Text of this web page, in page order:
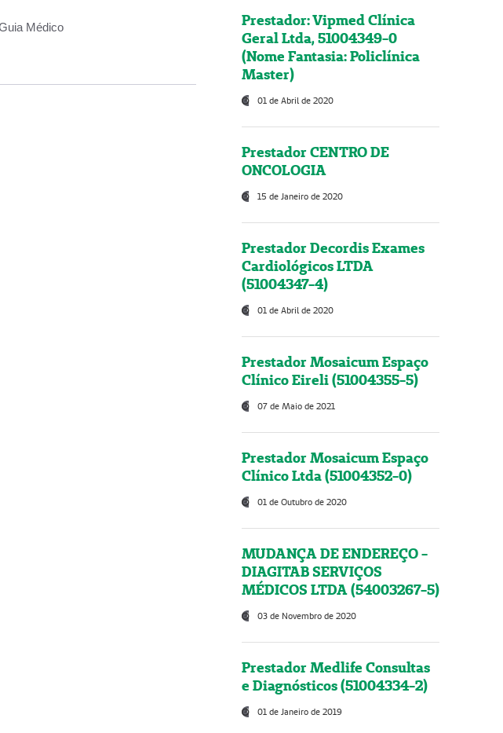
Médico
Prestador: Vipmed Clínica
Geral Ltda, 51004349-0
(Nome Fantasia: Policlínica
Master)
01 de Abril de 2020
Prestador CENTRO DE
ONCOLOGIA
15 de Janeiro de 2020
Prestador Decordis Exames
Cardiológicos LTDA
(51004347-4)
01 de Abril de 2020
Prestador Mosaicum Espaço
Clínico Eireli (51004355-5)
07 de Maio de 2021
Prestador Mosaicum Espaço
Clínico Ltda (51004352-0)
01 de Outubro de 2020
MUDANÇA DE ENDEREÇO -
DIAGITAB SERVIÇOS
MÉDICOS LTDA (54003267-5)
03 de Novembro de 2020
Prestador Medlife Consultas
e Diagnósticos (51004334-2)
01 de Janeiro de 2019